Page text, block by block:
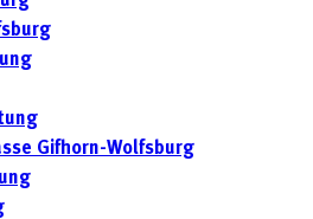
Gifhorn-Wolfsburg